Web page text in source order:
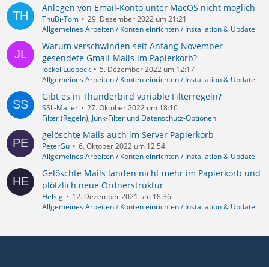
Anlegen von Email-Konto unter MacOS nicht möglich
ThuBi-Tom
29. Dezember 2022 um 21:21
Allgemeines Arbeiten / Konten einrichten / Installation & Update
Warum verschwinden seit Anfang November
gesendete Gmail-Mails im Papierkorb?
Jockel Luebeck
5. Dezember 2022 um 12:17
Allgemeines Arbeiten / Konten einrichten / Installation & Update
Gibt es in Thunderbird variable Filterregeln?
SSL-Mailer
27. Oktober 2022 um 18:16
Filter (Regeln), Junk-Filter und Datenschutz-Optionen
gelöschte Mails auch im Server Papierkorb
PeterGu
6. Oktober 2022 um 12:54
Allgemeines Arbeiten / Konten einrichten / Installation & Update
Gelöschte Mails landen nicht mehr im Papierkorb und
plötzlich neue Ordnerstruktur
Helsig
12. Dezember 2021 um 18:36
Allgemeines Arbeiten / Konten einrichten / Installation & Update